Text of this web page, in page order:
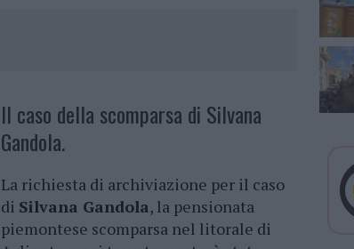
Il caso della scomparsa di Silvana
Gandola.
La richiesta di archiviazione per il caso
di Silvana Gandola, la pensionata
piemontese scomparsa nel litorale di